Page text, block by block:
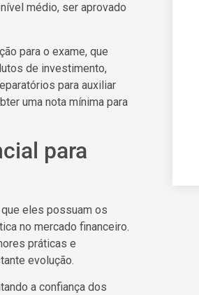
médio, ser aprovado
para o exame, que
de investimento,
para auxiliar
uma nota mínima para
para
eles possuam os
no mercado financeiro.
práticas e
evolução.
a confiança dos